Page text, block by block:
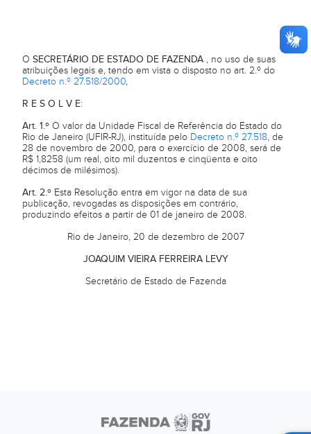
O SECRETÁRIO DE ESTADO DE FAZENDA , no uso de suas
atribuições legais e, tendo em vista o disposto no art. 2.º do
Decreto n.º 27.518/2000,
R E S O L V E:
Art. 1.º O valor da Unidade Fiscal de Referência do Estado do
Rio de Janeiro (UFIR-RJ), instituída pelo Decreto n.º 27.518, de
28 de novembro de 2000, para o exercício de 2008, será de
R$ 1,8258 (um real, oito mil duzentos e cinqüenta e oito
décimos de milésimos).
Art. 2.º Esta Resolução entra em vigor na data de sua
publicação, revogadas as disposições em contrário,
produzindo efeitos a partir de 01 de janeiro de 2008.
Rio de Janeiro, 20 de dezembro de 2007
JOAQUIM VIEIRA FERREIRA LEVY
Secretário de Estado de Fazenda